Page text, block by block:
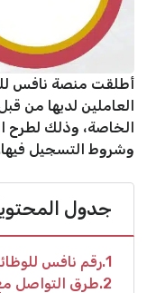
أطلقت منصة نافس
العاملين لديها من
الخاصة، وذلك لطرح
وشروط التسجيل
جدول
1 رقم نافس
2 طرق التواصل